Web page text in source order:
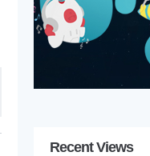
Recent Views